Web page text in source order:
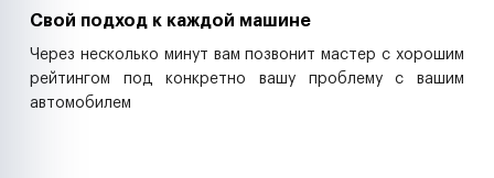
Свой подход к каждой машине
Через несколько минут вам позвонит мастер с хорошим
рейтингом под конкретно вашу проблему с вашим
автомобилем